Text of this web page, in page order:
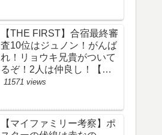
幕伏線まとめ】
【THE FIRST】合宿最終審
査10位はジュノン！がんば
れ！リョウキ兄貴がついて
るぞ！2人は仲良し！【ザ
ファースト・ネット・ツイ
リ・BE:FIRST・ビーファ
ースト・JUNON・
11571 views
【マイファミリー考察】ポ